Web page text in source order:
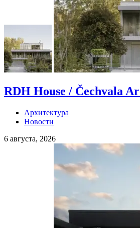
RDH House / Čechvala
Архитектура
Новости
6 августа, 2026